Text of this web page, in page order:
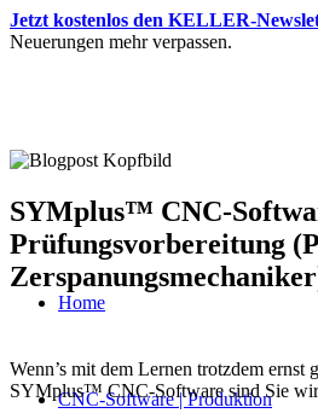
Jetzt kostenlos den KELLER-
Neuerungen mehr verpassen.
Home
CNC-Software | Produktion
SYMplus™ CNC-
Prüfungsvorbereitung
Wenn’s mit dem Lernen trotzdem ernst
SYMplus™ CNC-Software sind Sie